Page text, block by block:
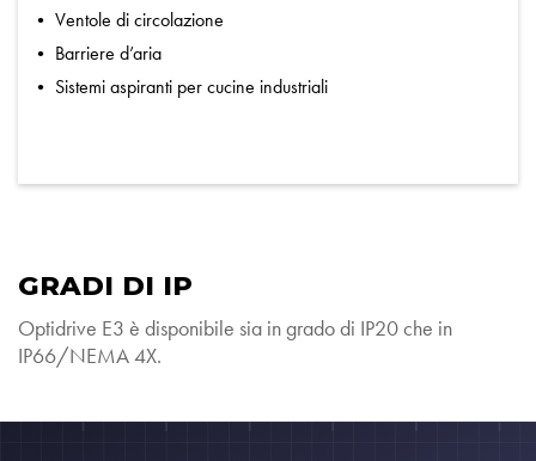
Ventole di circolazione
Barriere d’aria
Sistemi aspiranti per cucine industriali
GRADI DI IP
Optidrive E3 è disponibile sia in grado di IP20 che in
IP66/NEMA 4X.